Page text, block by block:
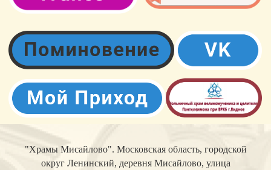
"Храмы Мисайлово". Московская область, городской
округ Ленинский, деревня Мисайлово, улица
Русская Православная
Церковь.Подольская епархия.
Видновское благочиние.